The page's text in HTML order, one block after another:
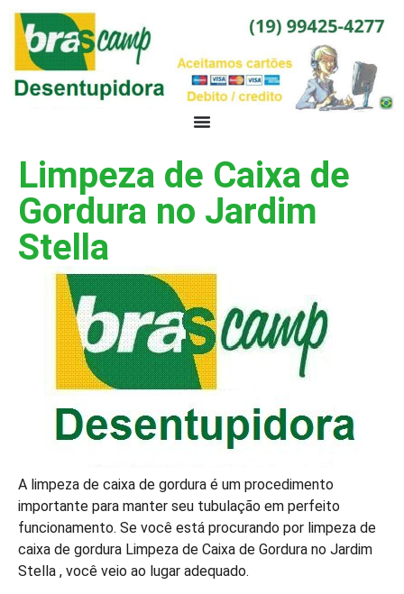
Limpeza de Caixa de
Gordura no Jardim
Stella
A limpeza de caixa de gordura é um procedimento
importante para manter seu tubulação em perfeito
funcionamento. Se você está procurando por limpeza de
caixa de gordura Limpeza de Caixa de Gordura no Jardim
Stella , você veio ao lugar adequado.